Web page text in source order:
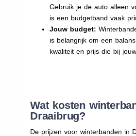
Gebruik je de auto alleen
is een budgetband vaak
Jouw budget:
is belangrijk om een
kwaliteit en prijs die bij
Wat kosten
Draaibrug?
De prijzen voor winterbanden in